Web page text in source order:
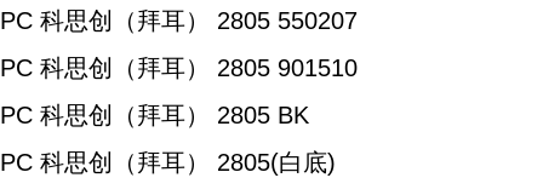
PC 科思创（拜耳） 2805 550207
PC 科思创（拜耳） 2805 901510
PC 科思创（拜耳） 2805 BK
PC 科思创（拜耳） 2805(白底)